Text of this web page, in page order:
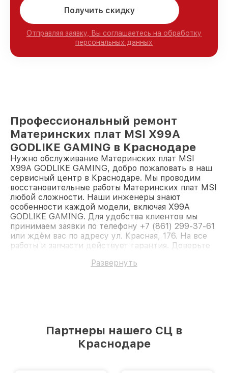
Получить скидку
Отправляя заявку, Вы соглашаетесь на обработку
персональных данных
Профессиональный ремонт
Материнских плат MSI X99A
GODLIKE GAMING в Краснодаре
Нужно обслуживание Материнских плат MSI
X99A GODLIKE GAMING, добро пожаловать в наш
сервисный центр в Краснодаре. Мы проводим
восстановительные работы Материнских плат MSI
любой сложности. Наши инженеры знают
особенности каждой модели, включая X99A
GODLIKE GAMING. Для удобства клиентов мы
принимаем заявки по телефону +7 (861) 299-37-61
или ждём вас по адресу ул. Красная, 176. На все
работы и запчасти действует гарантия. Доверьте
Развернуть
Партнеры нашего СЦ в
Краснодаре